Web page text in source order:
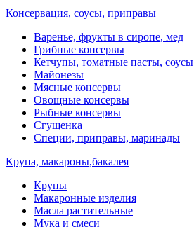
Консервация, соусы, приправы
Варенье, фрукты в сиропе, мед
Грибные консервы
Кетчупы, томатные пасты, соусы
Майонезы
Мясные консервы
Овощные консервы
Рыбные консервы
Сгущенка
Специи, приправы, маринады
Крупа, макароны,бакалея
Крупы
Макаронные изделия
Масла растительные
Мука и смеси